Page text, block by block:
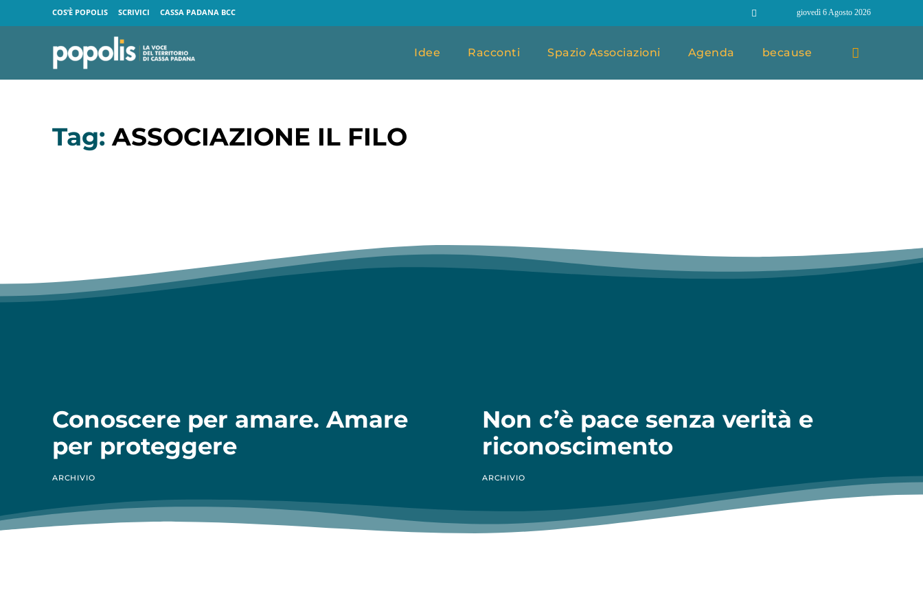
COS’È POPOLIS SCRIVICI CASSA PADANA BCC giovedì 6 Agosto 2026
Idee Racconti Spazio Associazioni Agenda because
Tag:ASSOCIAZIONE IL FILO
Conoscere per amare. Amare
per proteggere
ARCHIVIO
Non c’è pace senza verità e
riconoscimento
ARCHIVIO